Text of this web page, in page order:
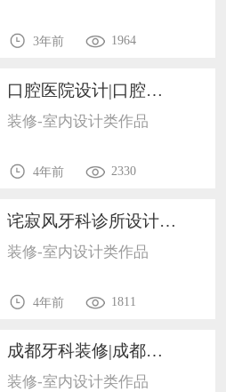
3年前 1964
口腔医院设计|口腔牙科装修设计1702
装修-室内设计类作品
4年前 2330
诧寂风牙科诊所设计|口腔牙科医院设1702
装修-室内设计类作品
4年前 1811
成都牙科装修|成都口腔诊所医院设计1702
装修-室内设计类作品